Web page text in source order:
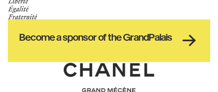
de
la
Haut
de
Become a sponsor of the GrandPalais
Chanel